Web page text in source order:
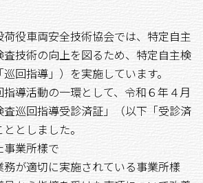
役車両安全技術協会では、特定自主
技術の向上を図るため、特定自主検
回指導」）を実施しています。
導活動の一環として、令和６年４月
巡回指導受診済証」（以下「受診済
としました。
業所樣で
務が適切に実施されている事業所樣